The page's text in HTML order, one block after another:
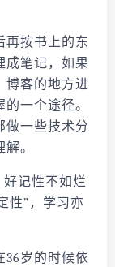
再按书上的东
成笔记，如果
博客的地方进
一个途径。
做一些技术分
。
记性不如烂
性”，学习亦
36岁的时候依